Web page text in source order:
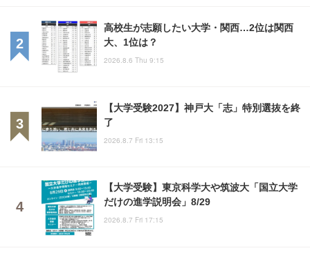
高校生が志願したい大学・関西…2位は関西
大、1位は？
2026.8.6 Thu 9:15
【大学受験2027】神戸大「志」特別選抜を終
了
2026.8.7 Fri 13:15
【大学受験】東京科学大や筑波大「国立大学
だけの進学説明会」8/29
2026.8.7 Fri 17:15